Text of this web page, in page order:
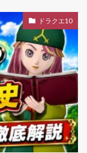
ドラクエ10